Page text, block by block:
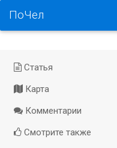
ПоЧел
Статья
Карта
Комментарии
Смотрите также